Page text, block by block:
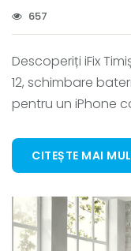
657
Descoperiți iFix
12, schimbare
pentru un iPhone
CITEȘTE MAI